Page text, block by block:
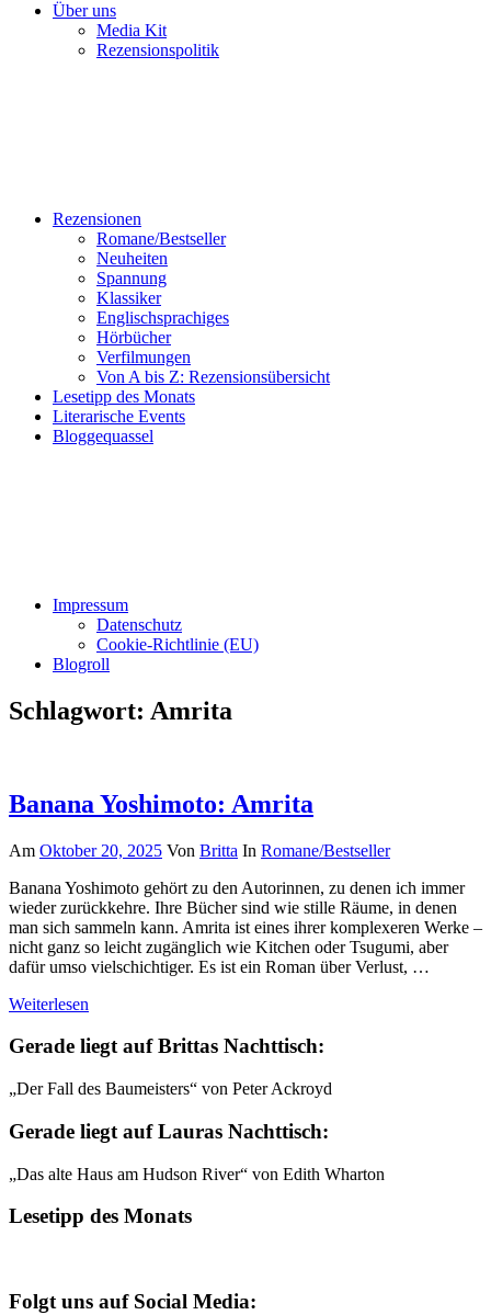
Über uns
Media Kit
Rezensionspolitik
Rezensionen
Romane/Bestseller
Neuheiten
Spannung
Klassiker
Englischsprachiges
Hörbücher
Verfilmungen
Von A bis Z: Rezensionsübersicht
Lesetipp des Monats
Literarische Events
Bloggequassel
Impressum
Datenschutz
Cookie-Richtlinie (EU)
Blogroll
Schlagwort: Amrita
Banana Yoshimoto: Amrita
Am Oktober 20, 2025 Von Britta In Romane/Bestseller
Banana Yoshimoto gehört zu den Autorinnen, zu denen ich immer
wieder zurückkehre. Ihre Bücher sind wie stille Räume, in denen
man sich sammeln kann. Amrita ist eines ihrer komplexeren Werke –
nicht ganz so leicht zugänglich wie Kitchen oder Tsugumi, aber
dafür umso vielschichtiger. Es ist ein Roman über Verlust, …
Weiterlesen
Gerade liegt auf Brittas Nachttisch:
„Der Fall des Baumeisters“ von Peter Ackroyd
Gerade liegt auf Lauras Nachttisch:
„Das alte Haus am Hudson River“ von Edith Wharton
Lesetipp des Monats
Folgt uns auf Social Media: